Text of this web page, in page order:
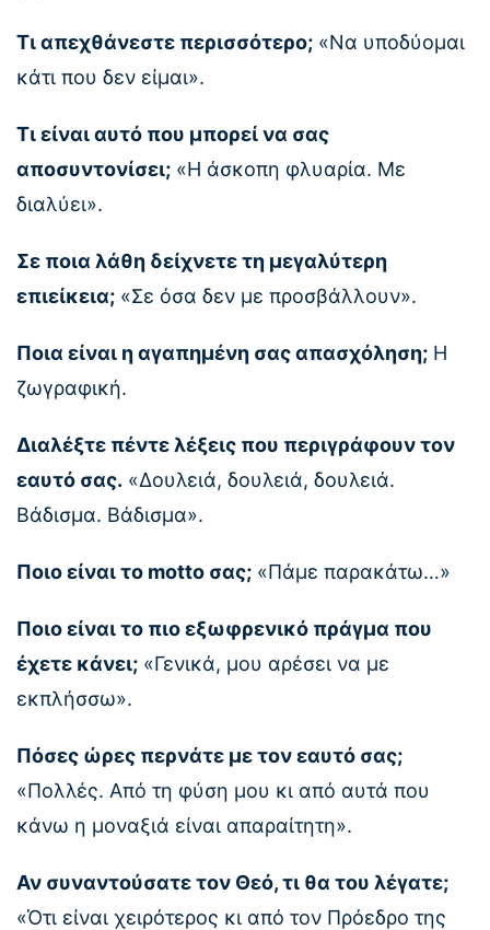
Τι απεχθάνεστε περισσότερο; «Να υποδύομαι
κάτι που δεν είμαι».
Τι είναι αυτό που μπορεί να σας
αποσυντονίσει; «Η άσκοπη φλυαρία. Με
διαλύει».
Σε ποια λάθη δείχνετε τη μεγαλύτερη
επιείκεια; «Σε όσα δεν με προσβάλλουν».
Ποια είναι η αγαπημένη σας απασχόληση; Η
ζωγραφική.
Διαλέξτε πέντε λέξεις που περιγράφουν τον
εαυτό σας. «Δουλειά, δουλειά, δουλειά.
Βάδισμα. Βάδισμα».
Ποιο είναι το motto σας; «Πάμε παρακάτω…»
Ποιο είναι το πιο εξωφρενικό πράγμα που
έχετε κάνει; «Γενικά, μου αρέσει να με
εκπλήσσω».
Πόσες ώρες περνάτε με τον εαυτό σας;
«Πολλές. Από τη φύση μου κι από αυτά που
κάνω η μοναξιά είναι απαραίτητη».
Αν συναντούσατε τον Θεό, τι θα του λέγατε;
«Ότι είναι χειρότερος κι από τον Πρόεδρο της